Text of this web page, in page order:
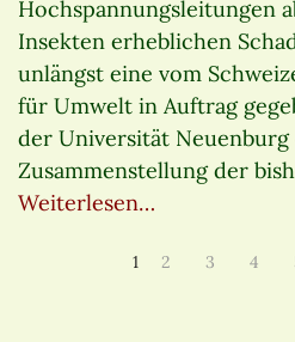
Hochspannungsleitungen
Insekten erheblichen
unlängst eine vom
für Umwelt in Auftrag
der Universität Neuenburg
Zusammenstellung der
Weiterlesen…
1 2 3 4